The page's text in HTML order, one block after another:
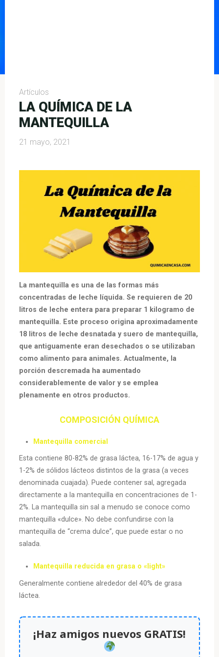
Artículos
LA QUÍMICA DE LA
MANTEQUILLA
21 mayo, 2021
La mantequilla es una de las formas más
concentradas de leche líquida. Se requieren de 20
litros de leche entera para preparar 1 kilogramo de
mantequilla. Este proceso origina aproximadamente
18 litros de leche desnatada y suero de mantequilla,
que antiguamente eran desechados o se utilizaban
como alimento para animales. Actualmente, la
porción descremada ha aumentado
considerablemente de valor y se emplea
plenamente en otros productos.
COMPOSICIÓN QUÍMICA
Mantequilla comercial
Esta contiene 80-82% de grasa láctea, 16-17% de agua y
1-2% de sólidos lácteos distintos de la grasa (a veces
denominada cuajada). Puede contener sal, agregada
directamente a la mantequilla en concentraciones de 1-
2%. La mantequilla sin sal a menudo se conoce como
mantequilla «dulce». No debe confundirse con la
mantequilla de “crema dulce”, que puede estar o no
salada.
Mantequilla reducida en grasa o «light»
Generalmente contiene alrededor del 40% de grasa
láctea.
¡Haz amigos nuevos GRATIS!